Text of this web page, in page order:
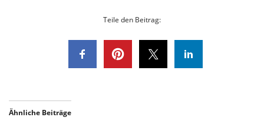
Teile den Beitrag:
Ähnliche Beiträge